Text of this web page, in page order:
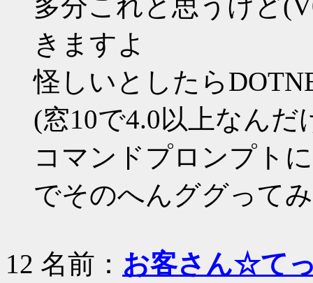
きますよ
怪しいとしたら
(窓10で4.0以上なんだ
コマンドプロンプト
でそのへんググって
12 名前： お客さん☆て